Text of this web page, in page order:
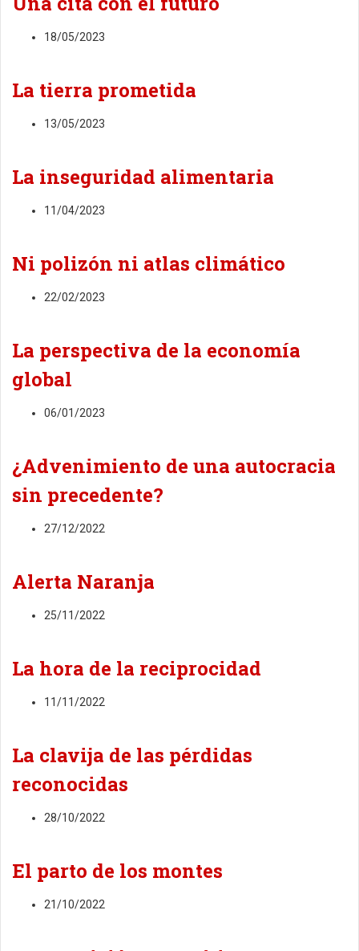
18/05/2023
La tierra prometida
13/05/2023
La inseguridad alimentaria
11/04/2023
Ni polizón ni atlas climático
22/02/2023
La perspectiva de la economía
global
06/01/2023
¿Advenimiento de una autocracia
sin precedente?
27/12/2022
Alerta Naranja
25/11/2022
La hora de la reciprocidad
11/11/2022
La clavija de las pérdidas
reconocidas
28/10/2022
El parto de los montes
21/10/2022